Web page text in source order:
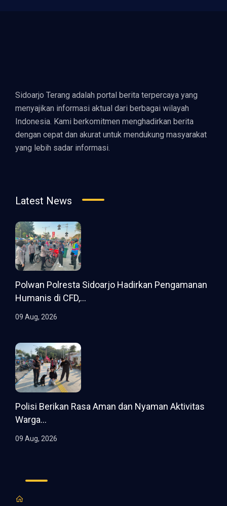
Sidoarjo Terang adalah portal berita terpercaya yang
menyajikan informasi aktual dari berbagai wilayah
Indonesia. Kami berkomitmen menghadirkan berita
dengan cepat dan akurat untuk mendukung masyarakat
yang lebih sadar informasi.
Latest News
Polwan Polresta Sidoarjo Hadirkan Pengamanan
Humanis di CFD,...
09 Aug, 2026
Polisi Berikan Rasa Aman dan Nyaman Aktivitas
Warga...
09 Aug, 2026